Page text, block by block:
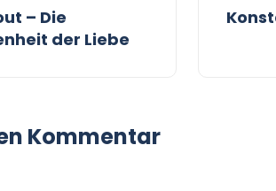
– Die
der Liebe
Kommentar